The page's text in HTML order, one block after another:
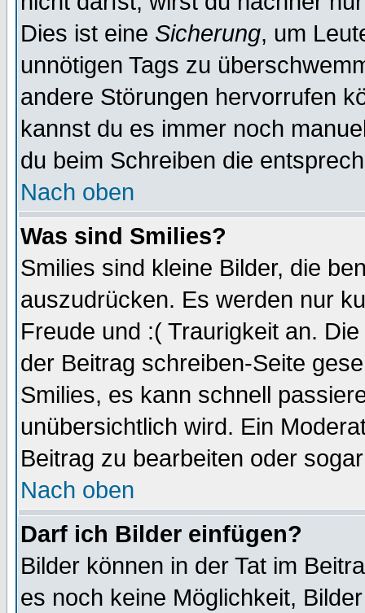
Dies ist eine Sicherung, um
unnötigen Tags zu
andere Störungen hervorrufen
kannst du es immer noch
du beim Schreiben die
Nach oben
Was sind Smilies?
Smilies sind kleine Bilder, die
auszudrücken. Es werden nur
Freude und :( Traurigkeit an.
der Beitrag schreiben-Seite
Smilies, es kann schnell
unübersichtlich wird. Ein
Beitrag zu bearbeiten oder
Nach oben
Darf ich Bilder einfügen?
Bilder können in der Tat im
es noch keine Möglichkeit,